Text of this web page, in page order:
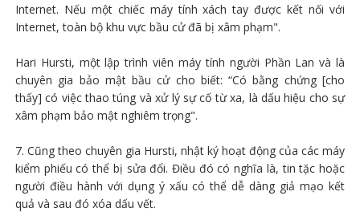
Internet. Nếu một chiếc máy tính xách tay được kết nối với
Internet, toàn bộ khu vực bầu cử đã bị xâm phạm".
Hari Hursti, một lập trình viên máy tính người Phần Lan và là
chuyên gia bảo mật bầu cử cho biết: “Có bằng chứng [cho
thấy] có việc thao túng và xử lý sự cố từ xa, là dấu hiệu cho sự
xâm phạm bảo mật nghiêm trọng".
7. Cũng theo chuyên gia Hursti, nhật ký hoạt động của các máy
kiểm phiếu có thể bị sửa đổi. Điều đó có nghĩa là, tin tặc hoặc
người điều hành với dụng ý xấu có thể dễ dàng giả mạo kết
quả và sau đó xóa dấu vết.